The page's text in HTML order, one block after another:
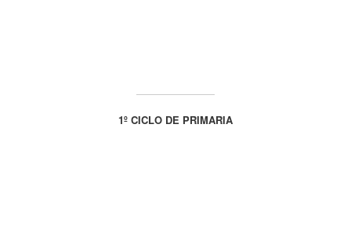
1º CICLO DE PRIMARIA